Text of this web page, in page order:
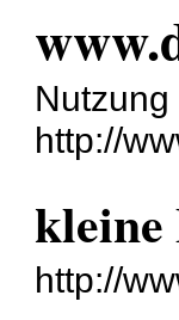
http://
kleine
http://